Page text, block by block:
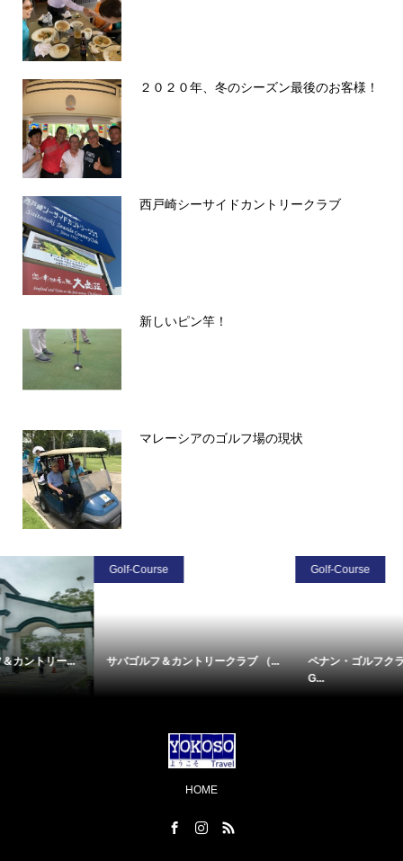
２０２０年、冬のシーズン最後のお客様！
西戸崎シーサイドカントリークラブ
新しいピン竿！
マレーシアのゴルフ場の現状
サバゴルフ＆カントリークラブ （...
ペナン・ゴルフクラブ （Penang
HOME